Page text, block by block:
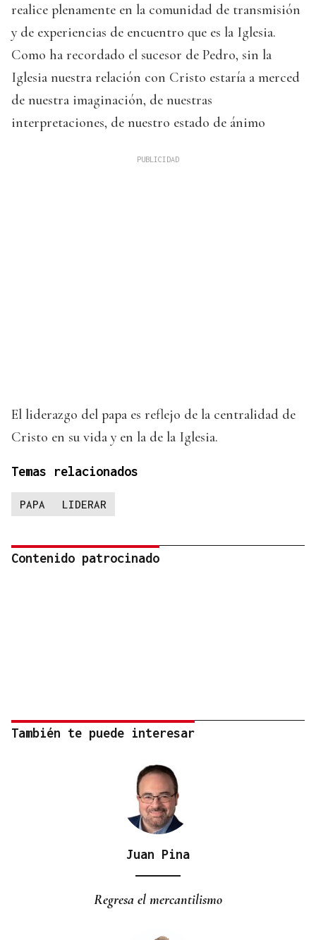
realice plenamente en la comunidad de transmisión
y de experiencias de encuentro que es la Iglesia.
Como ha recordado el sucesor de Pedro, sin la
Iglesia nuestra relación con Cristo estaría a merced
de nuestra imaginación, de nuestras
interpretaciones, de nuestro estado de ánimo
El liderazgo del papa es reflejo de la centralidad de
Cristo en su vida y en la de la Iglesia.
Temas relacionados
PAPA LIDERAR
Contenido patrocinado
También te puede interesar
Juan Pina
Regresa el mercantilismo